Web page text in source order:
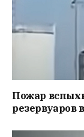
Пожар
резервуаров